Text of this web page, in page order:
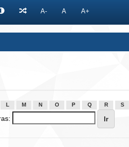
A- A A+
L M N O P Q R S